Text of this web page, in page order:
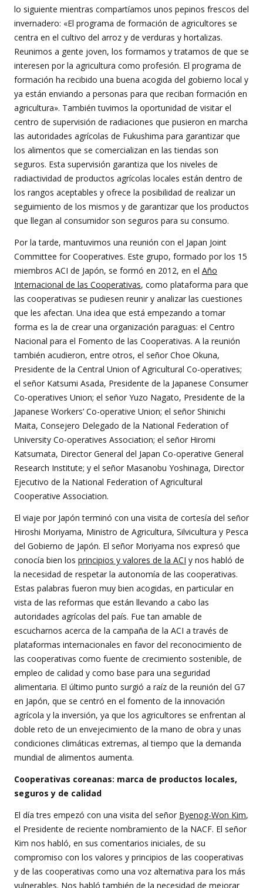
lo siguiente mientras compartíamos unos pepinos frescos del
invernadero: «El programa de formación de agricultores se
centra en el cultivo del arroz y de verduras y hortalizas.
Reunimos a gente joven, los formamos y tratamos de que se
interesen por la agricultura como profesión. El programa de
formación ha recibido una buena acogida del gobierno local y
ya están enviando a personas para que reciban formación en
agricultura». También tuvimos la oportunidad de visitar el
centro de supervisión de radiaciones que pusieron en marcha
las autoridades agrícolas de Fukushima para garantizar que
los alimentos que se comercializan en las tiendas son
seguros. Esta supervisión garantiza que los niveles de
radiactividad de productos agrícolas locales están dentro de
los rangos aceptables y ofrece la posibilidad de realizar un
seguimiento de los mismos y de garantizar que los productos
que llegan al consumidor son seguros para su consumo.
Por la tarde, mantuvimos una reunión con el Japan Joint
Committee for Cooperatives. Este grupo, formado por los 15
miembros ACI de Japón, se formó en 2012, en el Año
Internacional de las Cooperativas, como plataforma para que
las cooperativas se pudiesen reunir y analizar las cuestiones
que les afectan. Una idea que está empezando a tomar
forma es la de crear una organización paraguas: el Centro
Nacional para el Fomento de las Cooperativas. A la reunión
también acudieron, entre otros, el señor Choe Okuna,
Presidente de la Central Union of Agricultural Co-operatives;
el señor Katsumi Asada, Presidente de la Japanese Consumer
Co-operatives Union; el señor Yuzo Nagato, Presidente de la
Japanese Workers’ Co-operative Union; el señor Shinichi
Maita, Consejero Delegado de la National Federation of
University Co-operatives Association; el señor Hiromi
Katsumata, Director General del Japan Co-operative General
Research Institute; y el señor Masanobu Yoshinaga, Director
Ejecutivo de la National Federation of Agricultural
Cooperative Association.
El viaje por Japón terminó con una visita de cortesía del señor
Hiroshi Moriyama, Ministro de Agricultura, Silvicultura y Pesca
del Gobierno de Japón. El señor Moriyama nos expresó que
conocía bien los principios y valores de la ACI y nos habló de
la necesidad de respetar la autonomía de las cooperativas.
Estas palabras fueron muy bien acogidas, en particular en
vista de las reformas que están llevando a cabo las
autoridades agrícolas del país. Fue tan amable de
escucharnos acerca de la campaña de la ACI a través de
plataformas internacionales en favor del reconocimiento de
las cooperativas como fuente de crecimiento sostenible, de
empleo de calidad y como base para una seguridad
alimentaria. El último punto surgió a raíz de la reunión del G7
en Japón, que se centró en el fomento de la innovación
agrícola y la inversión, ya que los agricultores se enfrentan al
doble reto de un envejecimiento de la mano de obra y unas
condiciones climáticas extremas, al tiempo que la demanda
mundial de alimentos aumenta.
Cooperativas coreanas: marca de productos locales,
seguros y de calidad
El día tres empezó con una visita del señor Byenog-Won Kim,
el Presidente de reciente nombramiento de la NACF. El señor
Kim nos habló, en sus comentarios iniciales, de su
compromiso con los valores y principios de las cooperativas
y de las cooperativas como una voz alternativa para los más
vulnerables. Nos habló también de la necesidad de mejorar